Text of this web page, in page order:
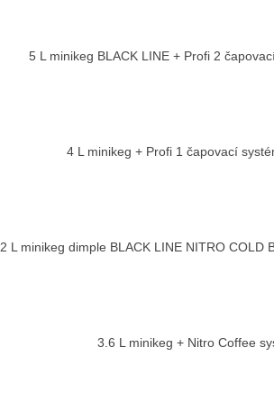
5 L minikeg BLACK LINE + Profi 2
4 L minikeg + Profi 1 čapovací
2 L minikeg dimple BLACK LINE NITRO COLD
3.6 L minikeg + Nitro Coffee